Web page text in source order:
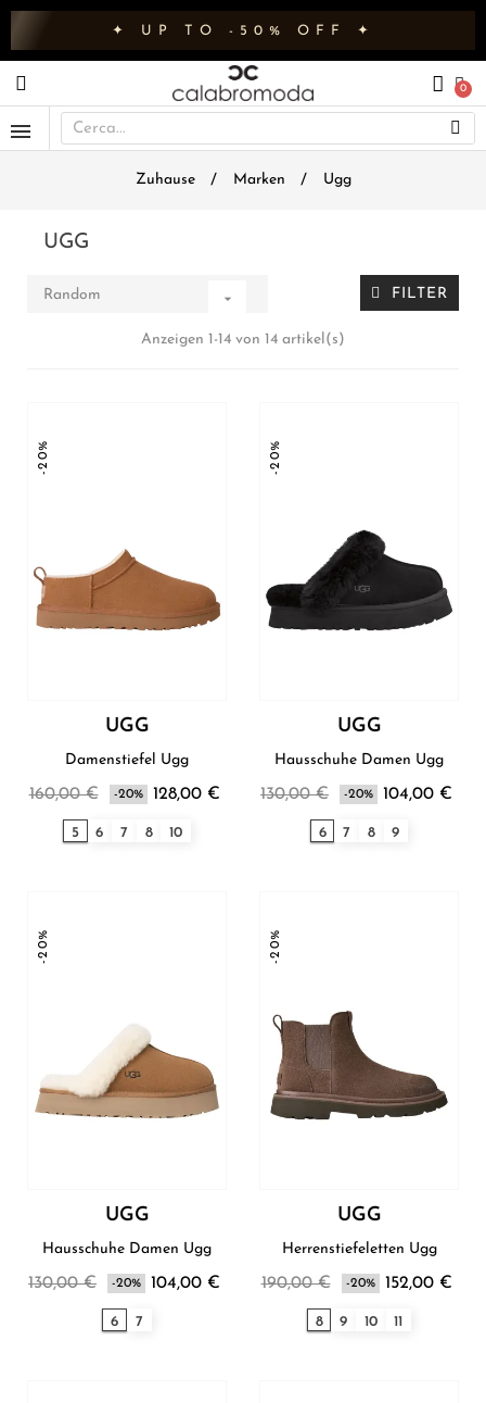
✦ UP TO -50% OFF ✦
Zuhause Marken Ugg
UGG
Random  FILTER
Anzeigen 1-14 von 14 artikel(s)
-20%
UGG
Damenstiefel Ugg
160,00 € -20% 128,00 €
5 6 7 8 10
-20%
UGG
Hausschuhe Damen Ugg
130,00 € -20% 104,00 €
6 7 8 9
-20%
UGG
Hausschuhe Damen Ugg
130,00 € -20% 104,00 €
6 7
-20%
UGG
Herrenstiefeletten Ugg
190,00 € -20% 152,00 €
8 9 10 11